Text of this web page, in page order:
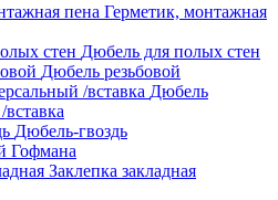
Герметик, монтажная
Дюбель для полых стен
Дюбель резьбовой
Дюбель
Дюбель-гвоздь
Гофмана
Заклепка закладная